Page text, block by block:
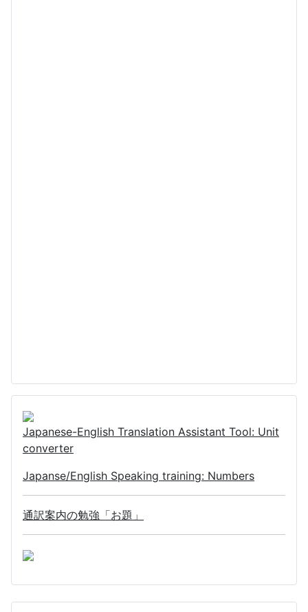
Japanese-English Translation Assistant Tool: Unit
converter
Japanse/English Speaking training: Numbers
通訳案内の勉強「お題」